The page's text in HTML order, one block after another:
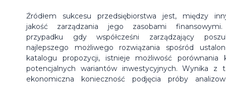
Źródłem sukcesu przedsiębiorstwa jest, między
jakość zarządzania jego zasobami
przypadku gdy współcześni zarządzający
najlepszego możliwego rozwiązania spośród
katalogu propozycji, istnieje możliwość porównania
potencjalnych wariantów inwestycyjnych. Wynika z
ekonomiczna konieczność podjęcia próby